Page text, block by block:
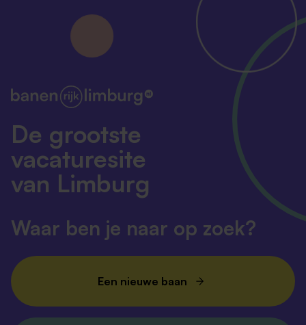
De grootste
vacaturesite
van Limburg
Waar ben je naar op zoek?
Een nieuwe baan